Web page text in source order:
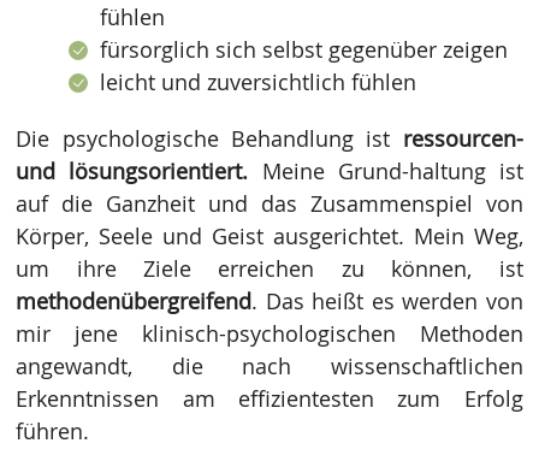
fühlen
fürsorglich sich selbst gegenüber zeigen
leicht und zuversichtlich fühlen
Die psychologische Behandlung ist ressourcen-
und lösungsorientiert. Meine Grund-haltung ist
auf die Ganzheit und das Zusammenspiel von
Körper, Seele und Geist ausgerichtet. Mein Weg,
um ihre Ziele erreichen zu können, ist
methodenübergreifend. Das heißt es werden von
mir jene klinisch-psychologischen Methoden
angewandt, die nach wissenschaftlichen
Erkenntnissen am effizientesten zum Erfolg
führen.